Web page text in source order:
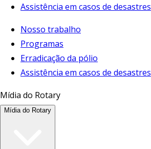
Assistência em casos de desastres
Nosso trabalho
Programas
Erradicação da pólio
Assistência em casos de desastres
Mídia do Rotary
Mídia do Rotary